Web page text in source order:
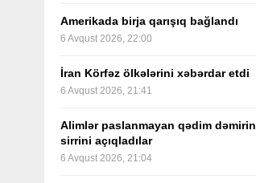
Amerikada birja qarışıq bağlandı
6 Avqust 2026, 22:00
İran Körfəz ölkələrini xəbərdar etdi
6 Avqust 2026, 21:41
Alimlər paslanmayan qədim dəmirin
sirrini açıqladılar
6 Avqust 2026, 21:04